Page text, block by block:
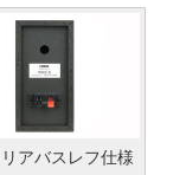
アバスレフ仕様